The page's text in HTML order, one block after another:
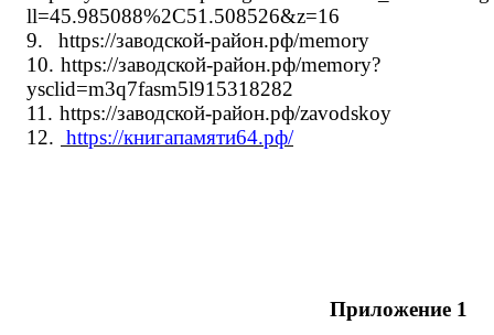
ll=45.985088%2C51.508526&z=16
9.
https://заводской-район.рф/memory
10. https://заводской-район.рф/memory?
ysclid=m3q7fasm5l915318282
11. https://заводской-район.рф/zavodskoy
12. https://книгапамяти64.рф/
Приложение 1